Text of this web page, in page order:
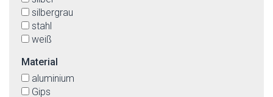
silbergrau
stahl
weiß
Material
aluminium
Gips